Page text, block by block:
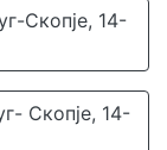
Скопје, 14-
Скопје, 14-